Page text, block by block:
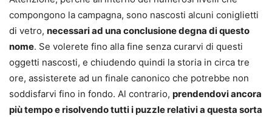
compongono la campagna, sono nascosti alcuni coniglietti
di vetro, necessari ad una conclusione degna di questo
nome. Se volerete fino alla fine senza curarvi di questi
oggetti nascosti, e chiudendo quindi la storia in circa tre
ore, assisterete ad un finale canonico che potrebbe non
soddisfarvi fino in fondo. Al contrario, prendendovi ancora
più tempo e risolvendo tutti i puzzle relativi a questa sorta